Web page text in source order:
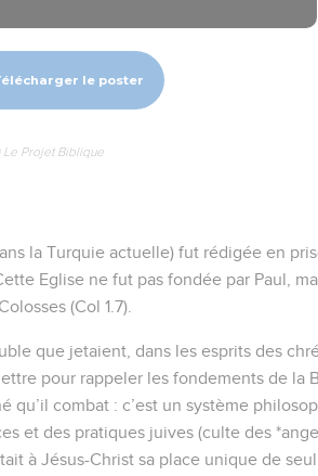
le poster
Le Projet Biblique
la Turquie actuelle) fut rédigée en
Eglise ne fut pas fondée par Paul,
(Col 1.7).
que jetaient, dans les esprits des
pour rappeler les fondements de la
qu’il combat : c’est un système
et des pratiques juives (culte des
à Jésus-Christ sa place unique de